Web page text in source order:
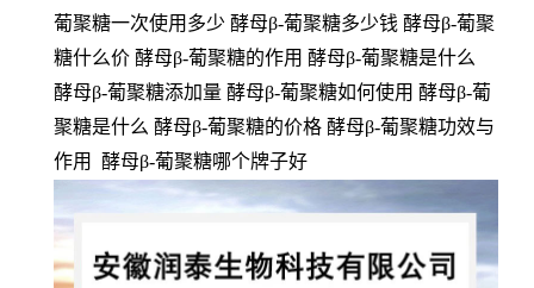
葡聚糖一次使用多少 酵母β-葡聚糖多少钱 酵母β-葡聚
糖什么价 酵母β-葡聚糖的作用 酵母β-葡聚糖是什么
酵母β-葡聚糖添加量 酵母β-葡聚糖如何使用 酵母β-葡
聚糖是什么 酵母β-葡聚糖的价格 酵母β-葡聚糖功效与
作用 酵母β-葡聚糖哪个牌子好